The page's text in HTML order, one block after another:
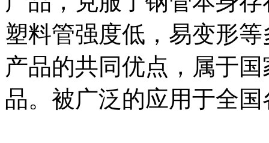
塑料管强度低，易变形
产品的共同优点，属于
品。被广泛的应用于全